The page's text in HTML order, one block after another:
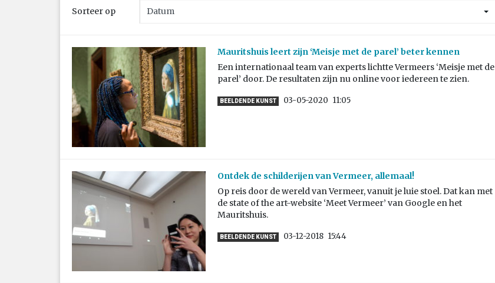
Sorteer op
Mauritshuis leert zijn ‘Meisje met de parel’ beter kennen
Een internationaal team van experts lichtte Vermeers ‘Meisje met de
parel’ door. De resultaten zijn nu online voor iedereen te zien.
BEELDENDE KUNST 03-05-2020 11:05
Ontdek de schilderijen van Vermeer, allemaal!
Op reis door de wereld van Vermeer, vanuit je luie stoel. Dat kan met
de state of the art-website ‘Meet Vermeer’ van Google en het
Mauritshuis.
BEELDENDE KUNST 03-12-2018 15:44